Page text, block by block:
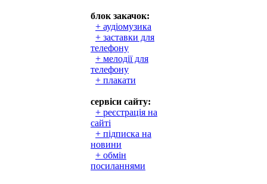
блок закачок:
+ аудіомузика
+ заставки для
телефону
+ мелодії для
телефону
+ плакати
сервіси сайту:
+ реєстрація на
сайті
+ підписка на
новини
+ обмін
посиланнями